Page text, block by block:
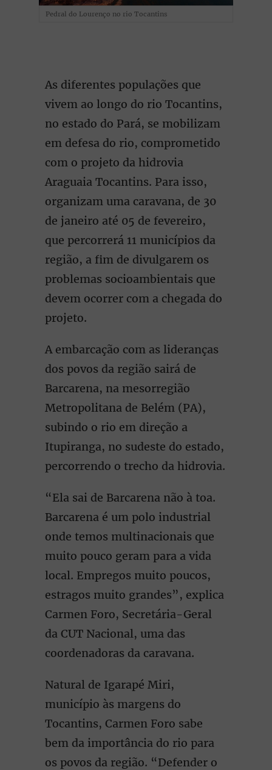
Pedral do Lourenço no rio Tocantins
As diferentes populações que
vivem ao longo do rio Tocantins,
no estado do Pará, se mobilizam
em defesa do rio, comprometido
com o projeto da hidrovia
Araguaia Tocantins. Para isso,
organizam uma caravana, de 30
de janeiro até 05 de fevereiro,
que percorrerá 11 municípios da
região, a fim de divulgarem os
problemas socioambientais que
devem ocorrer com a chegada do
projeto.
A embarcação com as lideranças
dos povos da região sairá de
Barcarena, na mesorregião
Metropolitana de Belém (PA),
subindo o rio em direção a
Itupiranga, no sudeste do estado,
percorrendo o trecho da hidrovia.
“Ela sai de Barcarena não à toa.
Barcarena é um polo industrial
onde temos multinacionais que
muito pouco geram para a vida
local. Empregos muito poucos,
estragos muito grandes”, explica
Carmen Foro, Secretária-Geral
da CUT Nacional, uma das
coordenadoras da caravana.
Natural de Igarapé Miri,
município às margens do
Tocantins, Carmen Foro sabe
bem da importância do rio para
os povos da região. “Defender o